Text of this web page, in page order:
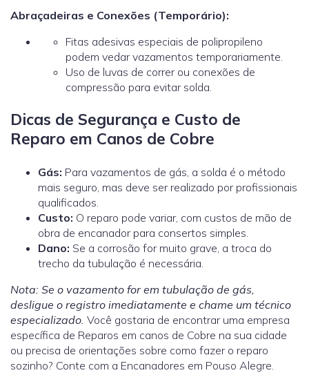
Abraçadeiras e Conexões (Temporário):
Fitas adesivas especiais de polipropileno
podem vedar vazamentos temporariamente.
Uso de luvas de correr ou conexões de
compressão para evitar solda.
Dicas de Segurança e Custo de
Reparo em Canos de Cobre
Gás: Para vazamentos de gás, a solda é o método
mais seguro, mas deve ser realizado por profissionais
qualificados.
Custo: O reparo pode variar, com custos de mão de
obra de encanadorpara consertos simples.
Dano: Se a corrosão for muito grave, a troca do
trecho da tubulação é necessária.
Nota: Se o vazamento for em tubulação de gás,
desligue o registro imediatamente e chame um técnico
especializado. Você gostaria de encontrar uma empresa
específica de Reparos em canos de Cobre na sua cidade
ou precisa de orientações sobre como fazer o reparo
sozinho? Conte com a Encanadores em Pouso Alegre.